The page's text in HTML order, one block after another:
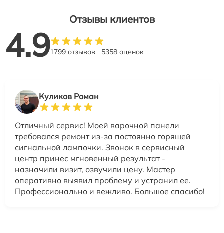
Отзывы клиентов
4.91799 отзывов 5358 оценок
Куликов Роман
Отличный сервис! Моей варочной панели
требовался ремонт из-за постоянно горящей
сигнальной лампочки. Звонок в сервисный
центр принес мгновенный результат -
назначили визит, озвучили цену. Мастер
оперативно выявил проблему и устранил ее.
Профессионально и вежливо. Большое спасибо!